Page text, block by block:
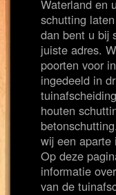
Waterland en
schutting
dan bent u bij
juiste adres.
poorten voor
ingedeeld in
houten
wij een aparte
Op deze
informatie
van de